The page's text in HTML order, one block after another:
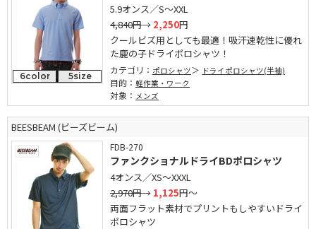
6color 5size
5.9オンス／S～XXL
4,840円→ 2,250円
クールビズ用としても最適！吸汗速乾性に優れ
た鹿の子ドライポロシャツ！
カテゴリ： ポロシャツ ドライポロシャツ(半袖)
目的： 軽作業・ワーク
対象： メンズ
BEESBEAM (ビーズビーム)
FDB-270
ファンクショナルドライBDポロシャツ
4オンス／XS～XXXL
2,970円→ 1,125円～
両面フラット素材でプリントもしやすいドライ
ポロシャツ